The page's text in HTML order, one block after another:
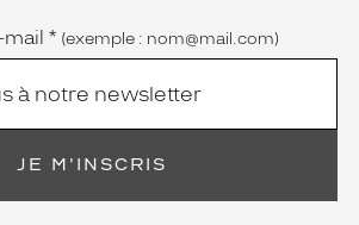
* (exemple : nom@mail.com)
JE M'INSCRIS